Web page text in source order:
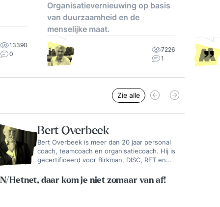
13390
0
Organisatievernieuwing op basis
van duurzaamheid en de
menselijke maat.
7226
1
Zie alle
Bert Overbeek
Bert Overbeek is meer dan 20 jaar personal
coach, teamcoach en organisatiecoach. Hij is
gecertificeerd voor Birkman, DISC, RET en
organisaties in binnen- en buitenland. Alle
lagen van de organisatie zijn intussen
Hetnet, daar kom je niet zomaar van af!